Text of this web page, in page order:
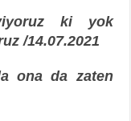
ki yok
/14.07.2021
ona da zaten